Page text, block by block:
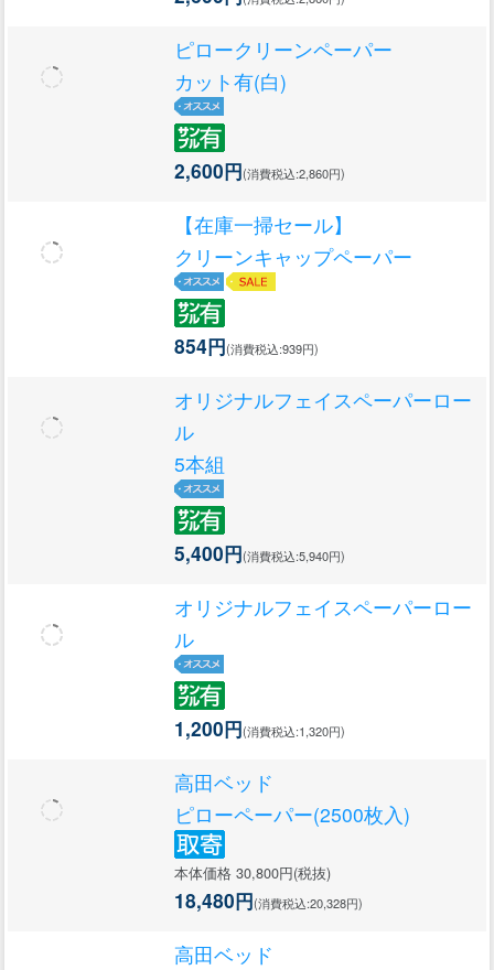
ピロークリーンペーパー
カット有(白)
2,600円(消費税込:2,860円)
【在庫一掃セール】
クリーンキャップペーパー
854円(消費税込:939円)
オリジナルフェイスペーパーロー
ル
5本組
5,400円(消費税込:5,940円)
オリジナルフェイスペーパーロー
ル
1,200円(消費税込:1,320円)
高田ベッド
ピローペーパー(2500枚入)
本体価格 30,800円(税抜)
18,480円(消費税込:20,328円)
高田ベッド